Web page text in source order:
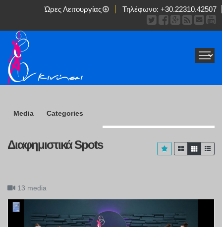
Ώρες Λειτουργίας Τηλέφωνο: +30.22310.42507
Media Categories
Διαφημιστικά Spots
13 media